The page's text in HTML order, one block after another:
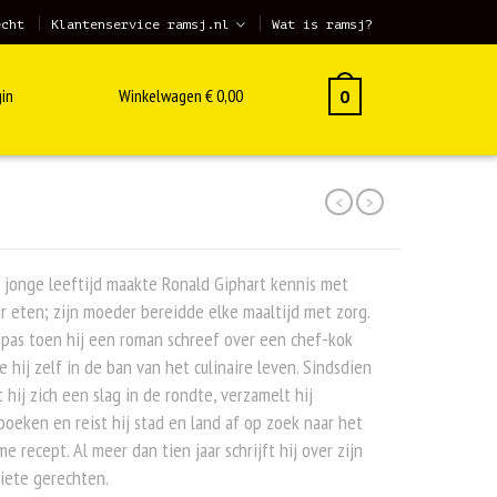
Klantenservice ramsj.nl Wat is ramsj?
Winkelwagen €0,00 0
< >
leeftijd maakte Ronald Giphart kennis met
eten; zijn moeder bereidde elke maaltijd met zorg.
toen hij een roman schreef over een chef-kok
hij zelf in de ban van het culinaire leven. Sindsdien
hij zich een slag in de rondte, verzamelt hij
en reist hij stad en land af op zoek naar het
recept. Al meer dan tien jaar schrijft hij over zijn
gerechten.